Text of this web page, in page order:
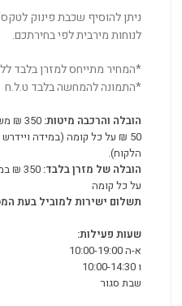
לנוחות מירבית לפי בחירתכם.
*המחיר מתייחס למזרן בלבד
*התמונה להמחשה בלבד ט.ל.ח
הובלה והרכבה מיטות:
50 ₪ על כל קומה (במידה
הלקוח).
הובלה של מזרן בלבד:
על כל קומה
תשלום ישירות למוביל בעת
שעות פעילות:
א-ה 10:00-19:00
ו 10:00-14:30
שבת סגור